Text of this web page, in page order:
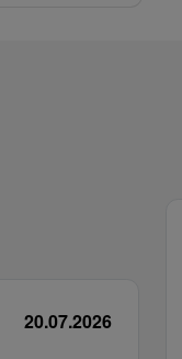
20.07.2026